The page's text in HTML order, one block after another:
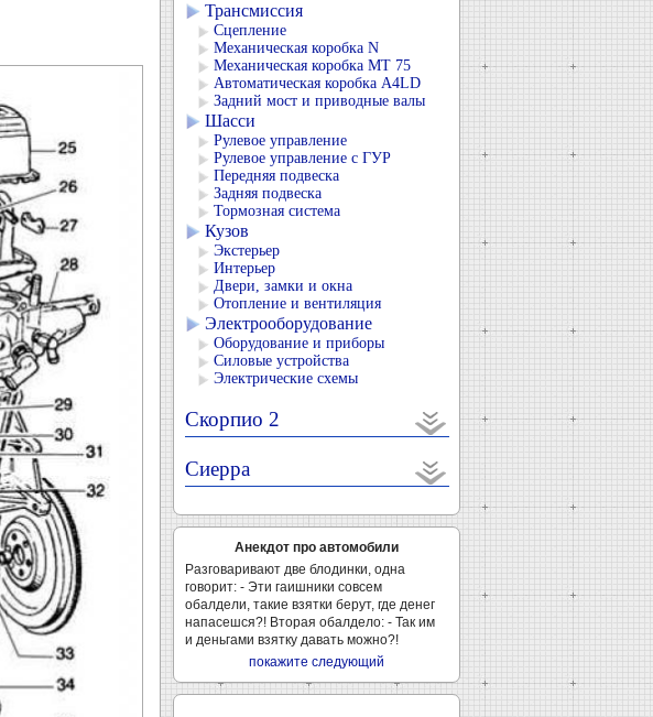
Трансмиссия
Сцепление
Механическая коробка N
Механическая коробка МТ 75
Автоматическая коробка А4LD
Задний мост и приводные валы
Шасси
Рулевое управление
Рулевое управление с ГУР
Передняя подвеска
Задняя подвеска
Тормозная система
Кузов
Экстерьер
Интерьер
Двери, замки и окна
Отопление и вентиляция
Электрооборудование
Оборудование и приборы
Силовые устройства
Электрические схемы
Скорпио 2
Сиерра
Анекдот про автомобили
Разговаривают две блодинки, одна
говорит: - Эти гаишники совсем
обалдели, такие взятки берут, где денег
напасешся?! Вторая обалдело: - Так им
и деньгами взятку давать можно?!
покажите следующий